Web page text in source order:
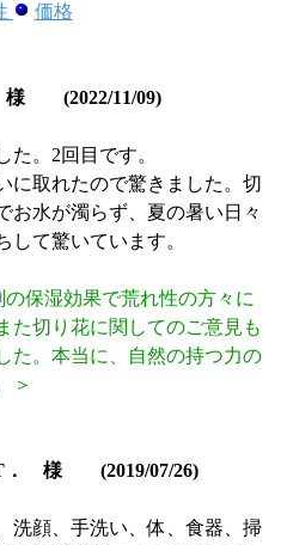
価格
(2022/11/09)
た。2回目です。
に取れたので驚きました。切
お水が濁らず、夏の暑い日々
して驚いています。
保湿効果で荒れ性の方々に
た切り花に関してのご意見も
た。本当に、自然の持つ力の
＞
． 様 (2019/07/26)
洗顔、手洗い、体、食器、掃